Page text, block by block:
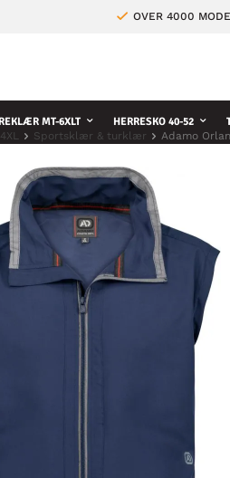
OVER 4000
MT-6XLT HERRESKO 40-52
Sportsklær & turklær Adamo